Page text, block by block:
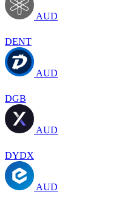
AUD
DENT
AUD
DGB
AUD
DYDX
AUD